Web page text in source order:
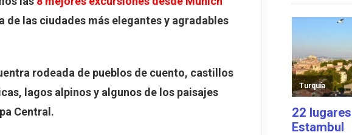
de Herrenchiemsee desde Múnich
del Palacio de Herrenchiemsee (2026)
de Herrenchiemsee
de las ciudades más elegantes y agradables
rodeada de pueblos de cuento, castillos
, lagos alpinos y algunos de los paisajes
Central.